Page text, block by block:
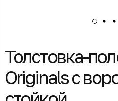
Толстовка-
Originals с